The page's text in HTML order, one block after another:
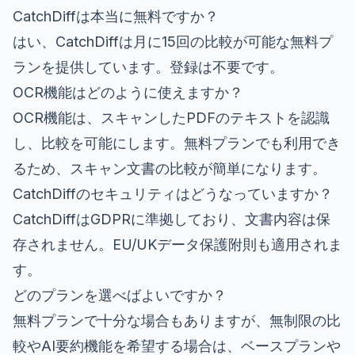
CatchDiffは本当に無料ですか？
はい、CatchDiffは月に15回の比較が可能な無料プ
ランを提供しています。登録は不要です。
OCR機能はどのように使えますか？
OCR機能は、スキャンしたPDFのテキストを認識
し、比較を可能にします。無料プランでも利用でき
るため、スキャン文書の比較が簡単になります。
CatchDiffのセキュリティはどうなっていますか？
CatchDiffはGDPRに準拠しており、文書内容は保
存されません。EU/UKデータ保護附則も適用されま
す。
どのプランを選べばよいですか？
無料プランで十分な場合もありますが、無制限の比
較やAI要約機能を希望する場合は、ベースプランや